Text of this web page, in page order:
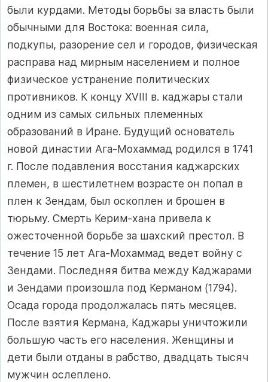
были курдами. Методы борьбы за власть были
обычными для Востока: военная сила,
подкупы, разорение сел и городов, физическая
расправа над мирным населением и полное
физическое устранение политических
противников. К концу XVIII в. каджары стали
одним из самых сильных племенных
образований в Иране. Будущий основатель
новой династии Ага-Мохаммад родился в 1741
г. После подавления восстания каджарских
племен, в шестилетнем возрасте он попал в
плен к Зендам, был оскоплен и брошен в
тюрьму. Смерть Керим-хана привела к
ожесточенной борьбе за шахский престол. В
течение 15 лет Ага-Мохаммад ведет войну с
Зендами. Последняя битва между Каджарами
и Зендами произошла под Керманом (1794).
Осада города продолжалась пять месяцев.
После взятия Кермана, Каджары уничтожили
большую часть его населения. Женщины и
дети были отданы в рабство, двадцать тысяч
мужчин ослеплено.